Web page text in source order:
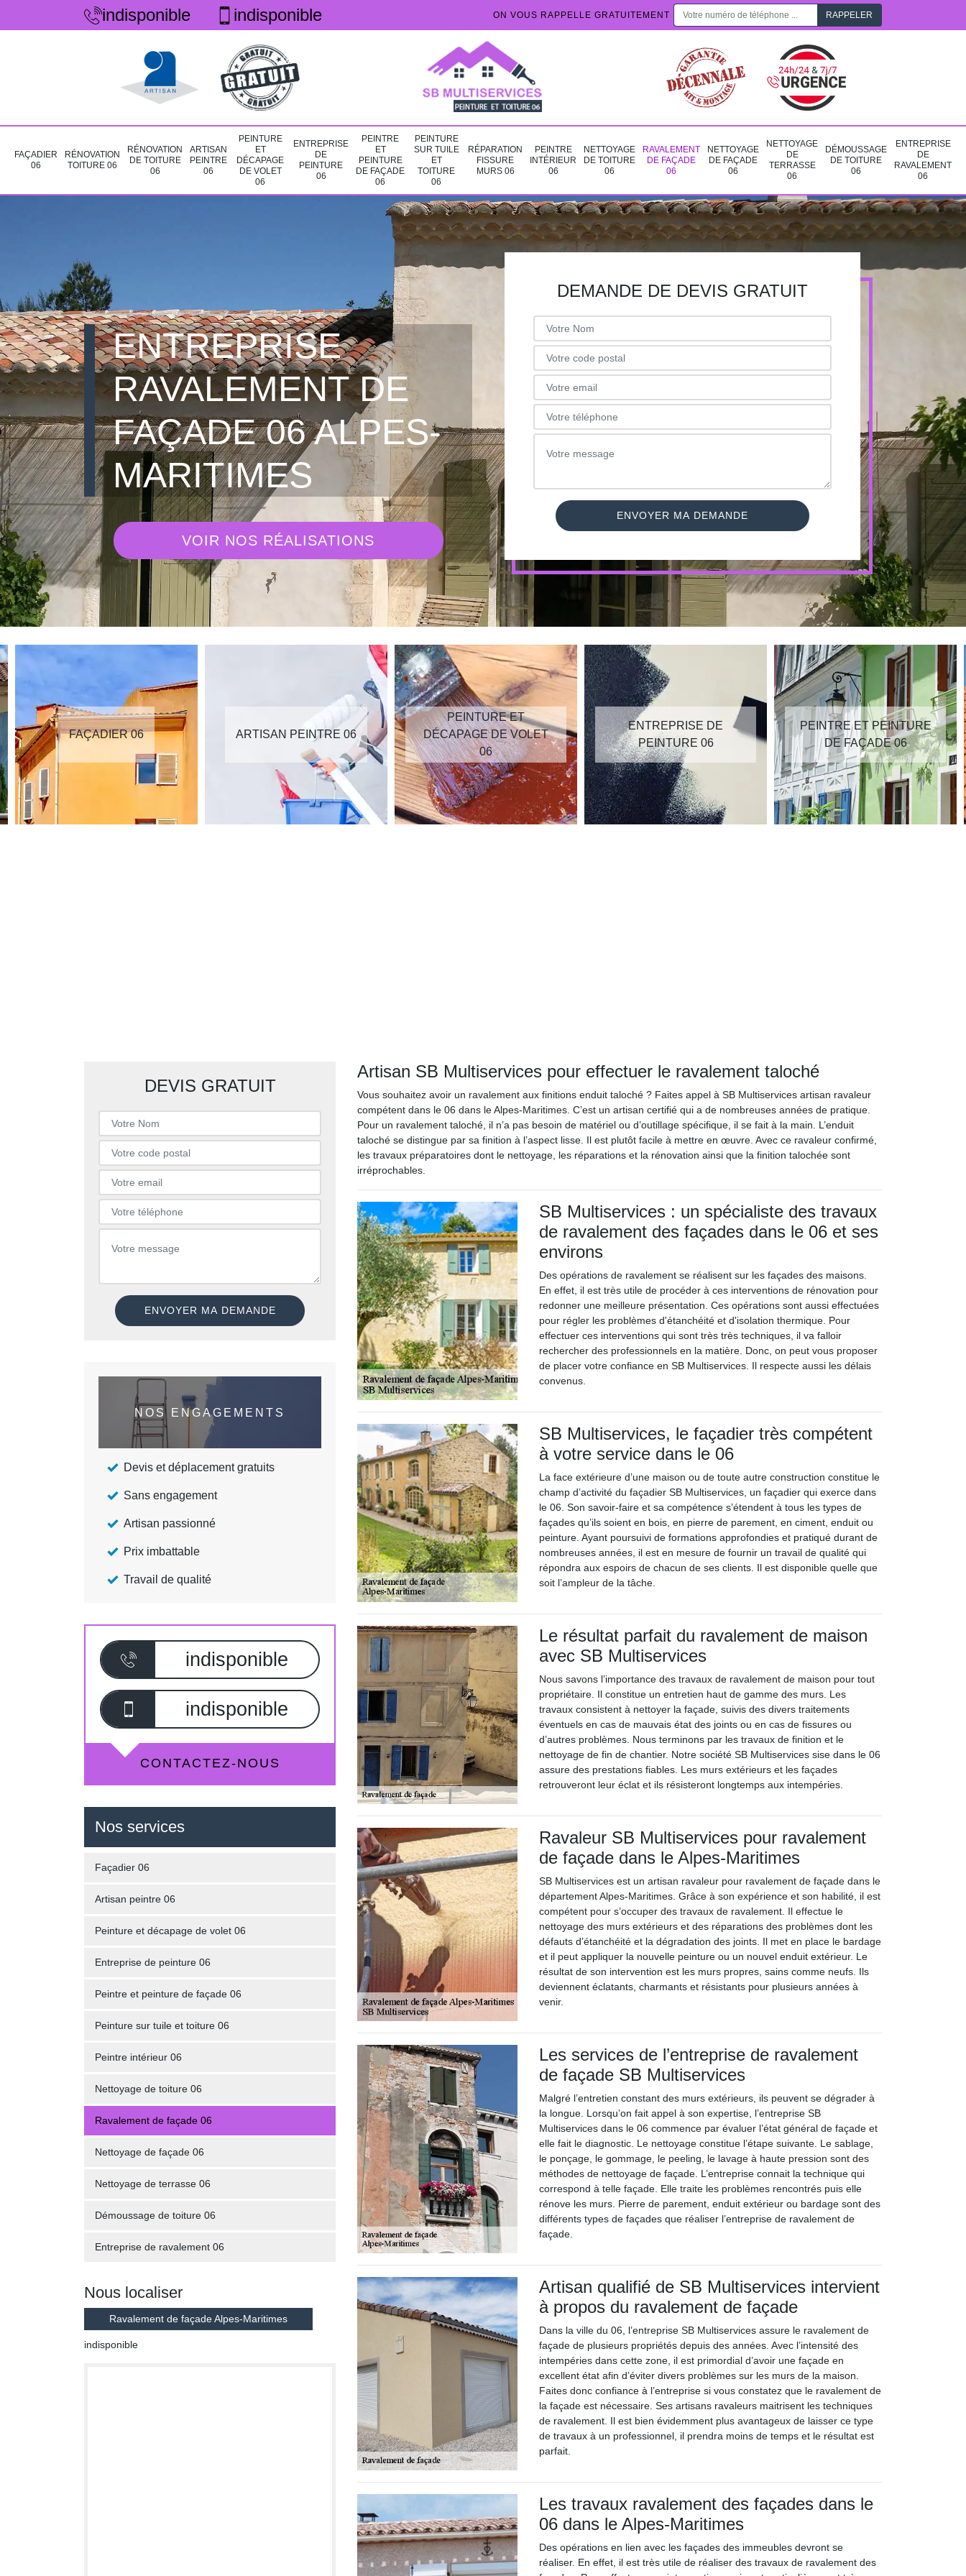
indisponible indisponible ON VOUS RAPPELLE GRATUITEMENT
FAÇADIER
06
RÉNOVATION
TOITURE 06
RÉNOVATION
DE TOITURE
06
ARTISAN
PEINTRE
06
PEINTURE
ET
DÉCAPAGE
DE VOLET
06
ENTREPRISE
DE
PEINTURE
06
PEINTRE
ET
PEINTURE
DE FAÇADE
06
PEINTURE
SUR TUILE
ET
TOITURE
06
RÉPARATION
FISSURE
MURS 06
PEINTRE
INTÉRIEUR
06
NETTOYAGE
DE TOITURE
06
RAVALEMENT
DE FAÇADE
06
NETTOYAGE
DE FAÇADE
06
NETTOYAGE
DE
TERRASSE
06
DÉMOUSSAGE
DE TOITURE
06
ENTREPRISE
DE
RAVALEMENT
06
ENTREPRISE
RAVALEMENT DE
FAÇADE 06 ALPES-
MARITIMES
VOIR NOS RÉALISATIONS
DEMANDE DE DEVIS GRATUIT
FAÇADIER 06 ARTISAN PEINTRE 06
PEINTURE ET
DÉCAPAGE DE VOLET
06
ENTREPRISE DE
PEINTURE 06
PEINTRE ET PEINTURE
DE FAÇADE 06
DEVIS GRATUIT
NOS ENGAGEMENTS
Devis et déplacement gratuits
Sans engagement
Artisan passionné
Prix imbattable
Travail de qualité
indisponible
indisponible
CONTACTEZ-NOUS
Nos services
Façadier 06
Artisan peintre 06
Peinture et décapage de volet 06
Entreprise de peinture 06
Peintre et peinture de façade 06
Peinture sur tuile et toiture 06
Peintre intérieur 06
Nettoyage de toiture 06
Ravalement de façade 06
Nettoyage de façade 06
Nettoyage de terrasse 06
Démoussage de toiture 06
Entreprise de ravalement 06
Nous localiser
Ravalement de façade Alpes-Maritimes
indisponible
Artisan SB Multiservices pour effectuer le ravalement taloché
Vous souhaitez avoir un ravalement aux finitions enduit taloché ? Faites appel à SB Multiservices artisan ravaleur
compétent dans le 06 dans le Alpes-Maritimes. C’est un artisan certifié qui a de nombreuses années de pratique.
Pour un ravalement taloché, il n’a pas besoin de matériel ou d’outillage spécifique, il se fait à la main. L’enduit
taloché se distingue par sa finition à l’aspect lisse. Il est plutôt facile à mettre en œuvre. Avec ce ravaleur confirmé,
les travaux préparatoires dont le nettoyage, les réparations et la rénovation ainsi que la finition talochée sont
irréprochables.
SB Multiservices : un spécialiste des travaux
de ravalement des façades dans le 06 et ses
environs
Des opérations de ravalement se réalisent sur les façades des maisons.
En effet, il est très utile de procéder à ces interventions de rénovation pour
redonner une meilleure présentation. Ces opérations sont aussi effectuées
pour régler les problèmes d'étanchéité et d'isolation thermique. Pour
effectuer ces interventions qui sont très très techniques, il va falloir
rechercher des professionnels en la matière. Donc, on peut vous proposer
de placer votre confiance en SB Multiservices. Il respecte aussi les délais
convenus.
SB Multiservices, le façadier très compétent
à votre service dans le 06
La face extérieure d’une maison ou de toute autre construction constitue le
champ d’activité du façadier SB Multiservices, un façadier qui exerce dans
le 06. Son savoir-faire et sa compétence s’étendent à tous les types de
façades qu’ils soient en bois, en pierre de parement, en ciment, enduit ou
peinture. Ayant poursuivi de formations approfondies et pratiqué durant de
nombreuses années, il est en mesure de fournir un travail de qualité qui
répondra aux espoirs de chacun de ses clients. Il est disponible quelle que
soit l’ampleur de la tâche.
Le résultat parfait du ravalement de maison
avec SB Multiservices
Nous savons l’importance des travaux de ravalement de maison pour tout
propriétaire. Il constitue un entretien haut de gamme des murs. Les
travaux consistent à nettoyer la façade, suivis des divers traitements
éventuels en cas de mauvais état des joints ou en cas de fissures ou
d’autres problèmes. Nous terminons par les travaux de finition et le
nettoyage de fin de chantier. Notre société SB Multiservices sise dans le 06
assure des prestations fiables. Les murs extérieurs et les façades
retrouveront leur éclat et ils résisteront longtemps aux intempéries.
Ravaleur SB Multiservices pour ravalement
de façade dans le Alpes-Maritimes
SB Multiservices est un artisan ravaleur pour ravalement de façade dans le
département Alpes-Maritimes. Grâce à son expérience et son habilité, il est
compétent pour s’occuper des travaux de ravalement. Il effectue le
nettoyage des murs extérieurs et des réparations des problèmes dont les
défauts d’étanchéité et la dégradation des joints. Il met en place le bardage
et il peut appliquer la nouvelle peinture ou un nouvel enduit extérieur. Le
résultat de son intervention est les murs propres, sains comme neufs. Ils
deviennent éclatants, charmants et résistants pour plusieurs années à
venir.
Les services de l’entreprise de ravalement
de façade SB Multiservices
Malgré l’entretien constant des murs extérieurs, ils peuvent se dégrader à
la longue. Lorsqu’on fait appel à son expertise, l’entreprise SB
Multiservices dans le 06 commence par évaluer l’état général de façade et
elle fait le diagnostic. Le nettoyage constitue l’étape suivante. Le sablage,
le ponçage, le gommage, le peeling, le lavage à haute pression sont des
méthodes de nettoyage de façade. L’entreprise connait la technique qui
correspond à telle façade. Elle traite les problèmes rencontrés puis elle
rénove les murs. Pierre de parement, enduit extérieur ou bardage sont des
différents types de façades que réaliser l’entreprise de ravalement de
façade.
Artisan qualifié de SB Multiservices intervient
à propos du ravalement de façade
Dans la ville du 06, l’entreprise SB Multiservices assure le ravalement de
façade de plusieurs propriétés depuis des années. Avec l’intensité des
intempéries dans cette zone, il est primordial d’avoir une façade en
excellent état afin d’éviter divers problèmes sur les murs de la maison.
Faites donc confiance à l’entreprise si vous constatez que le ravalement de
la façade est nécessaire. Ses artisans ravaleurs maitrisent les techniques
de ravalement. Il est bien évidemment plus avantageux de laisser ce type
de travaux à un professionnel, il prendra moins de temps et le résultat est
parfait.
Les travaux ravalement des façades dans le
06 dans le Alpes-Maritimes
Des opérations en lien avec les façades des immeubles devront se
réaliser. En effet, il est très utile de réaliser des travaux de ravalement des